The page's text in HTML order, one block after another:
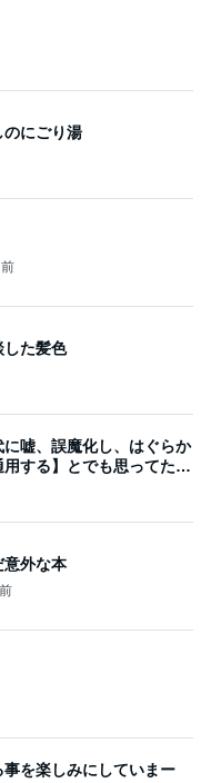
のにごり湯
した髪色
嘘、誤魔化し、はぐらか
する】とでも思ってたん
意外な本
を楽しみにしていまー